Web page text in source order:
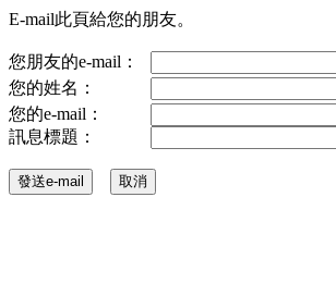
E-mail此頁給您的朋友。
您朋友的e-mail：
您的姓名：
您的e-mail：
訊息標題：